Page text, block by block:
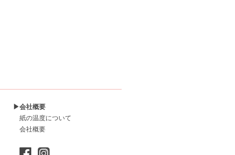
▶会社概要
紙の温度について
会社概要